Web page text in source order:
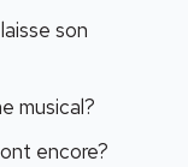
son
musical?
encore?